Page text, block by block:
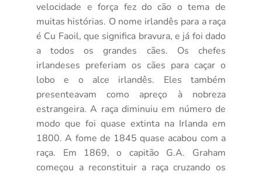
velocidade e força fez do cão o tema de
muitas histórias. O nome irlandês para a raça
é Cu Faoil, que significa bravura, e já foi dado
a todos os grandes cães. Os chefes
irlandeses preferiam os cães para caçar o
lobo e o alce irlandês. Eles também
presenteavam como apreço à nobreza
estrangeira. A raça diminuiu em número de
modo que foi quase extinta na Irlanda em
1800. A fome de 1845 quase acabou com a
raça. Em 1869, o capitão G.A. Graham
começou a reconstituir a raça cruzando os